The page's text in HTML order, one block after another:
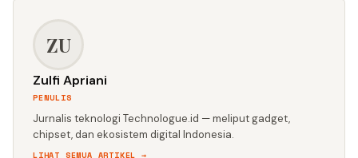
ZU
Zulfi Apriani
PENULIS
Jurnalis teknologi Technologue.id — meliput gadget,
chipset, dan ekosistem digital Indonesia.
LIHAT SEMUA ARTIKEL →